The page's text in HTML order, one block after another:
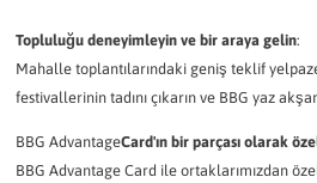
Topluluğu deneyimleyin ve bir araya gelin:
Mahalle toplantılarındaki geniş teklif
festivallerinin tadını çıkarın ve BBG yaz
BBG AdvantageCard'ın bir parçası olarak
BBG Advantage Card ile ortaklarımızdan